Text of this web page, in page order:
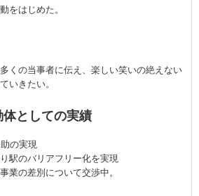
をはじめた。
くの当事者に伝え、楽しい笑いの絶えない
いきたい。
としての実績
の実現
駅のバリアフリー化を実現
業の差別について交渉中。